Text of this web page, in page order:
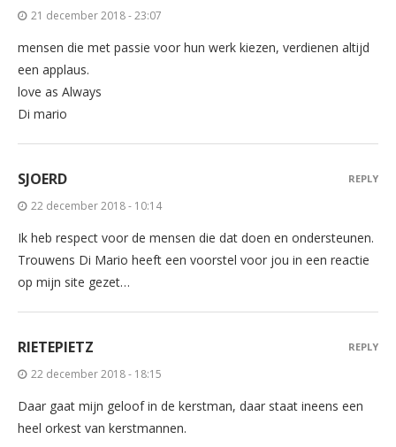
21 december 2018 - 23:07
mensen die met passie voor hun werk kiezen, verdienen altijd
een applaus.
love as Always
Di mario
SJOERD
22 december 2018 - 10:14
Ik heb respect voor de mensen die dat doen en ondersteunen.
Trouwens Di Mario heeft een voorstel voor jou in een reactie
op mijn site gezet…
REPLY
RIETEPIETZ
22 december 2018 - 18:15
Daar gaat mijn geloof in de kerstman, daar staat ineens een
heel orkest van kerstmannen.
REPLY